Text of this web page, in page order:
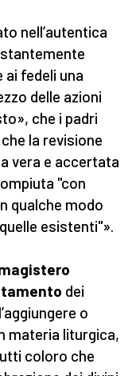
nell’autentica
fedeli una
delle azioni
che i padri
la revisione
vera e accertata
"con
qualche modo
esistenti"».
dei
o
materia liturgica,
coloro che